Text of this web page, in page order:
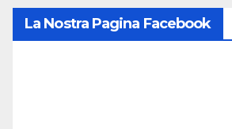
La Nostra Pagina Facebook